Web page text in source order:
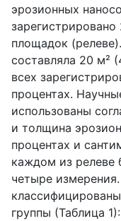
эрозионных
площадок
составляла 20 м²
всех
процентах.
использованы
и толщина
процентах и
каждом из релеве
четыре
группы (Таблица